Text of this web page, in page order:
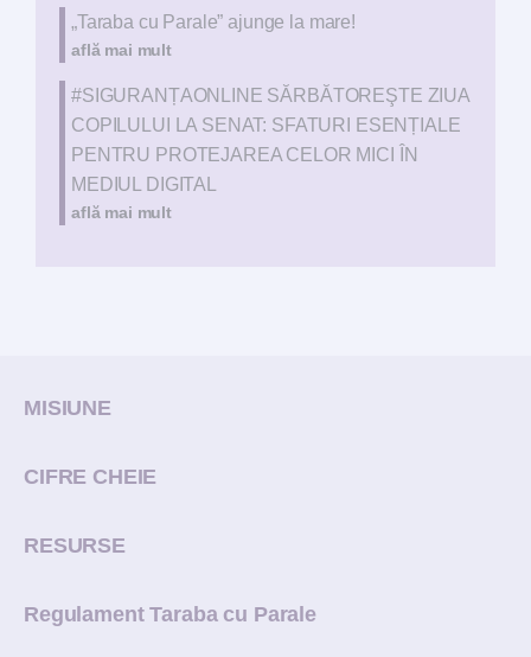
„Taraba cu Parale” ajunge la mare!
află mai mult
#SIGURANȚAONLINE SĂRBĂTOREŞTE ZIUA
COPILULUI LA SENAT: SFATURI ESENȚIALE
PENTRU PROTEJAREA CELOR MICI ÎN
MEDIUL DIGITAL
află mai mult
MISIUNE
CIFRE CHEIE
RESURSE
Regulament Taraba cu Parale